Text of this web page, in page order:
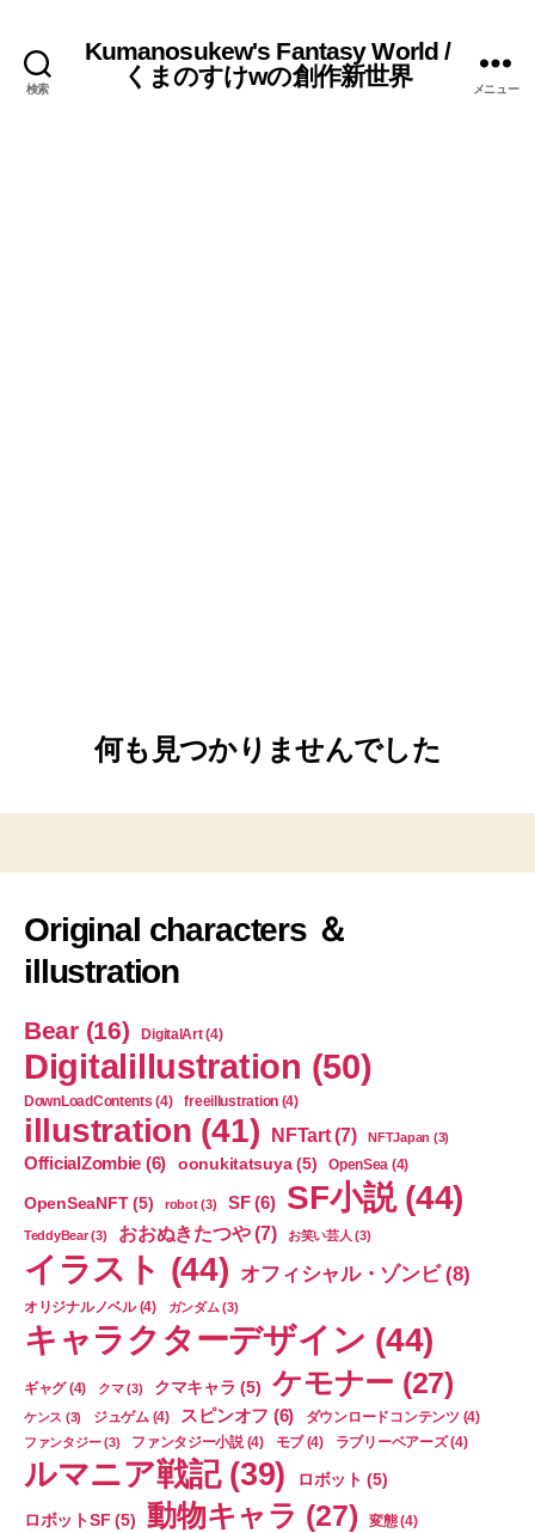
検索
Kumanosukew's Fantasy World /
くまのすけwの創作新世界
メニュー
何も見つかりませんでした
Original characters ＆
illustration
Bear(16) DigitalArt(4)
Digitalillustration (50)
DownLoadContents (4) freeillustration (4)
illustration (41) NFTart(7) NFTJapan (3)
OfficialZombie (6) oonukitatsuya(5) OpenSea (4)
OpenSeaNFT(5) robot(3) SF(6) SF小説(44)
TeddyBear(3) おおぬきたつや(7) お笑い芸人 (3)
イラスト (44) オフィシャル・ゾンビ(8)
オリジナルノベル(4) ガンダム (3)
キャラクターデザイン (44)
ギャグ(4) クマ(3) クマキャラ (5) ケモナー (27)
ケンス (3) ジュゲム(4) スピンオフ (6) ダウンロードコンテンツ(4)
ファンタジー(3) ファンタジー小説(4) モブ(4) ラブリーベアーズ(4)
ルマニア戦記(39) ロボット (5)
ロボットSF (5) 動物キャラ (27) 変態(4)